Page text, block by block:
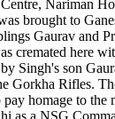
Nariman
brought to
Gaurav and
cremated here
Singh's son
Gorkha Rifles.
homage to the
as a NSG